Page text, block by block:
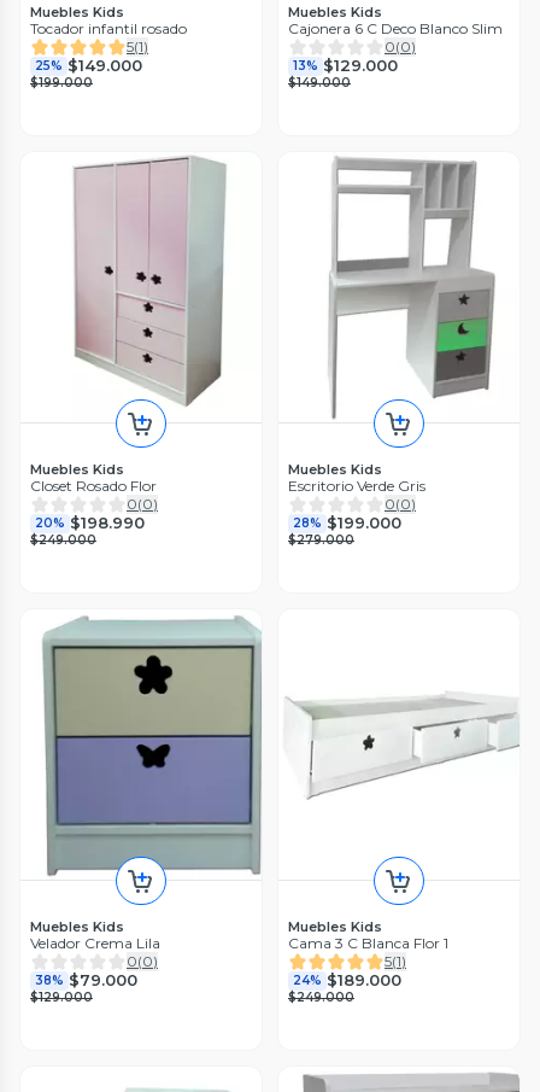
Muebles Kids
Tocador infantil rosado
5(1)
25% $149.000
$199.000
Muebles Kids
Cajonera 6 C Deco Blanco Slim
0(0)
13% $129.000
$149.000
Muebles Kids
Closet Rosado Flor
0(0)
20% $198.990
$249.000
Muebles Kids
Escritorio Verde Gris
0(0)
28% $199.000
$279.000
Muebles Kids
Velador Crema Lila
0(0)
38% $79.000
$129.000
Muebles Kids
Cama 3 C Blanca Flor 1
5(1)
24% $189.000
$249.000